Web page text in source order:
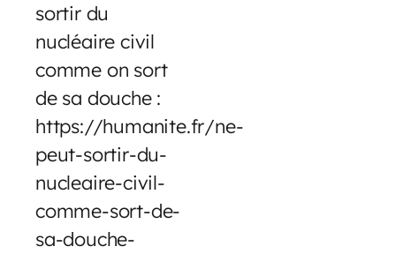
sortir du
nucléaire civil
comme on sort
de sa douche :
https://humanite.fr/ne-
peut-sortir-du-
nucleaire-civil-
comme-sort-de-
sa-douche-